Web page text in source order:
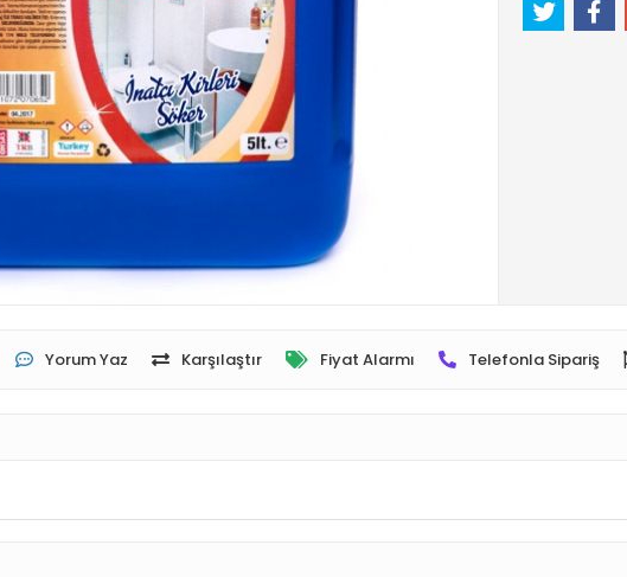
Yorum Yaz Karşılaştır Fiyat Alarmı Telefonla Sipariş